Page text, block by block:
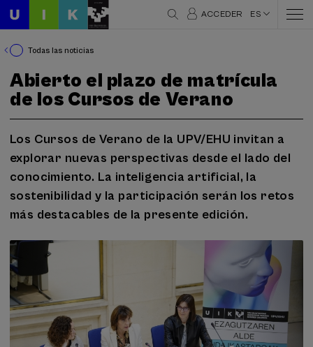
ACCEDER ES
Todas las noticias
Abierto el plazo de matrícula
de los Cursos de Verano
Los Cursos de Verano de la UPV/EHU invitan a
explorar nuevas perspectivas desde el lado del
conocimiento. La inteligencia artificial, la
sostenibilidad y la participación serán los retos
más destacables de la presente edición.